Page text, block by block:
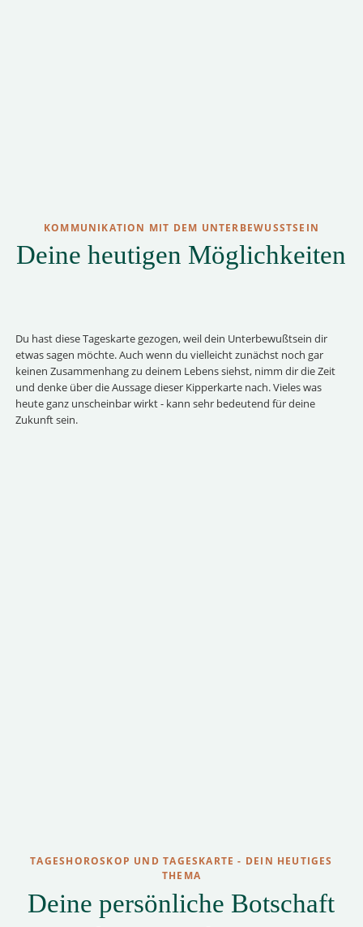
KOMMUNIKATION MIT DEM UNTERBEWUSSTSEIN
Deine heutigen Möglichkeiten
Du hast diese Tageskarte gezogen, weil dein Unterbewußtsein dir
etwas sagen möchte. Auch wenn du vielleicht zunächst noch gar
keinen Zusammenhang zu deinem Lebens siehst, nimm dir die Zeit
und denke über die Aussage dieser Kipperkarte nach. Vieles was
heute ganz unscheinbar wirkt - kann sehr bedeutend für deine
Zukunft sein.
TAGESHOROSKOP UND TAGESKARTE - DEIN HEUTIGES
THEMA
Deine persönliche Botschaft